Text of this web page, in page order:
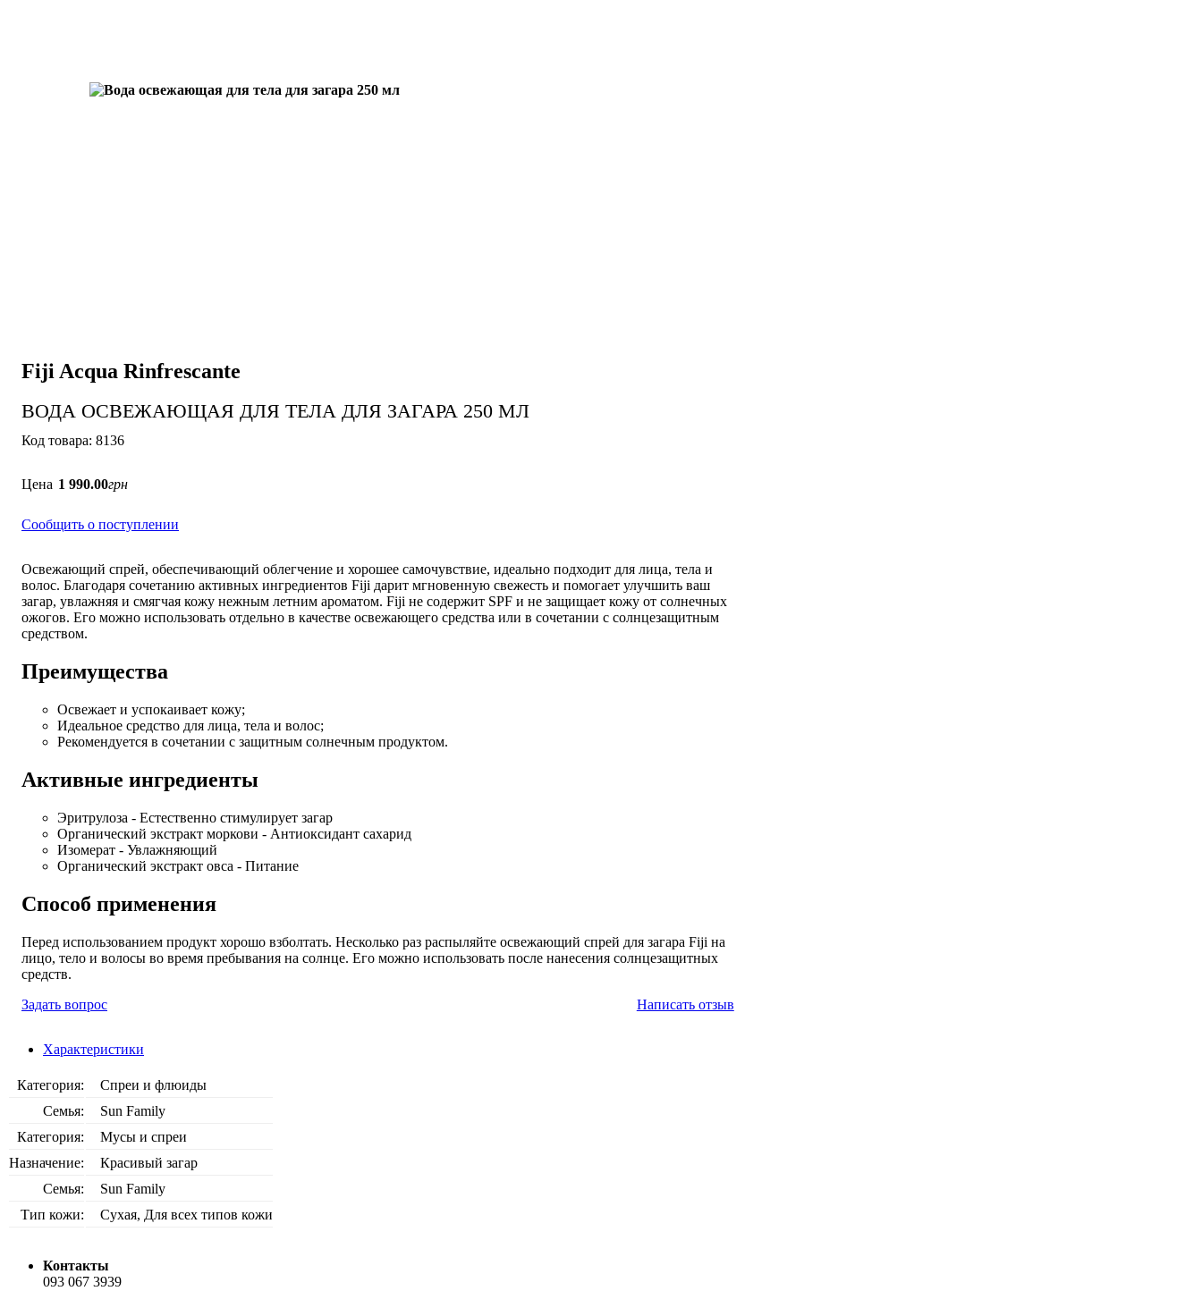
Fiji Acqua Rinfrescante
ВОДА ОСВЕЖАЮЩАЯ ДЛЯ ТЕЛА ДЛЯ ЗАГАРА 250 МЛ
8136
Цена 1 990.00грн
Сообщить о поступлении
Освежающий спрей, обеспечивающий облегчение и хорошее самочувствие, идеально подходит для лица, тела и
волос. Благодаря сочетанию активных ингредиентов Fiji дарит мгновенную свежесть и помогает улучшить ваш
загар, увлажняя и смягчая кожу нежным летним ароматом. Fiji не содержит SPF и не защищает кожу от солнечных
ожогов. Его можно использовать отдельно в качестве освежающего средства или в сочетании с солнцезащитным
средством.
Преимущества
Освежает и успокаивает кожу;
Идеальное средство для лица, тела и волос;
Рекомендуется в сочетании с защитным солнечным продуктом.
Активные ингредиенты
Эритрулоза - Естественно стимулирует загар
Органический экстракт моркови - Антиоксидант сахарид
Изомерат - Увлажняющий
Органический экстракт овса - Питание
Способ применения
Перед использованием продукт хорошо взболтать. Несколько раз распыляйте освежающий спрей для загара Fiji на
лицо, тело и волосы во время пребывания на солнце. Его можно использовать после нанесения солнцезащитных
средств.
Задать вопрос
Написать отзыв
Характеристики
Категория:
Спреи и флюиды
Семья:
Sun Family
Категория:
Мусы и спреи
Назначение:
Красивый загар
Семья:
Sun Family
Тип кожи:
Сухая, Для всех типов кожи
Контакты
093 067 3939